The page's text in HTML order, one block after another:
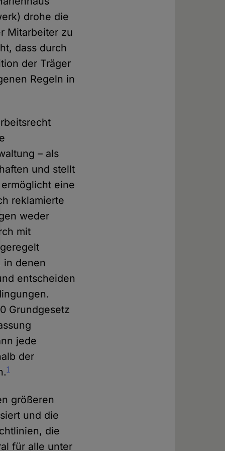
drohe die
Mitarbeiter zu
dass durch
der Träger
Regeln in
– als
und stellt
eine
reklamierte
weder
mit
in denen
entscheiden
Grundgesetz
jede
der
1
größeren
und die
die
für alle unter